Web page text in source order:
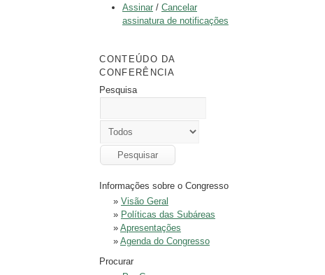
Assinar/ Cancelar
assinatura de notificações
CONTEÚDO DA
CONFERÊNCIA
Pesquisa
Informações sobre o Congresso
» Visão Geral
» Políticas das Subáreas
» Apresentações
» Agenda do Congresso
Procurar